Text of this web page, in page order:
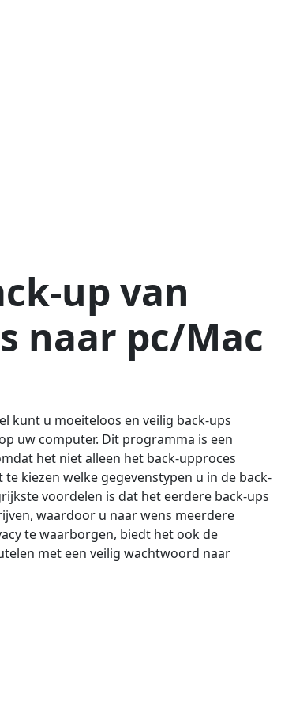
up van
naar pc/Mac
kunt u moeiteloos en veilig back-ups
uw computer. Dit programma is een
het niet alleen het back-upproces
kiezen welke gegevenstypen u in de back-
voordelen is dat het eerdere back-ups
waardoor u naar wens meerdere
te waarborgen, biedt het ook de
met een veilig wachtwoord naar